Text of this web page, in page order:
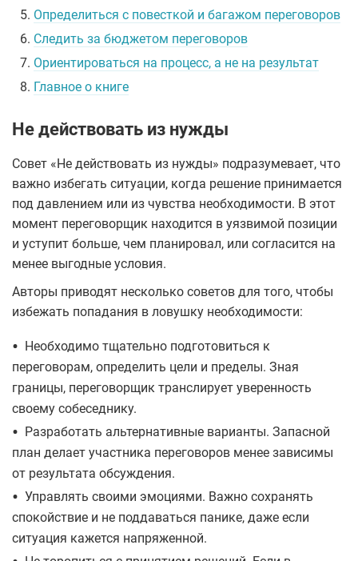
5. Определиться с повесткой и багажом переговоров
6. Следить за бюджетом переговоров
7. Ориентироваться на процесс, а не на результат
8. Главное о книге
Не действовать из нужды
Совет «Не действовать из нужды» подразумевает, что
важно избегать ситуации, когда решение принимается
под давлением или из чувства необходимости. В этот
момент переговорщик находится в уязвимой позиции
и уступит больше, чем планировал, или согласится на
менее выгодные условия.
Авторы приводят несколько советов для того, чтобы
избежать попадания в ловушку необходимости:
• Необходимо тщательно подготовиться к
переговорам, определить цели и пределы. Зная
границы, переговорщик транслирует уверенность
своему собеседнику.
• Разработать альтернативные варианты. Запасной
план делает участника переговоров менее зависимы
от результата обсуждения.
• Управлять своими эмоциями. Важно сохранять
спокойствие и не поддаваться панике, даже если
ситуация кажется напряженной.